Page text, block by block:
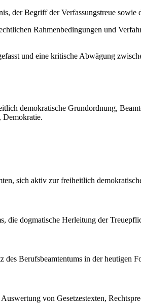
der Begriff der Verfassungstreue
Rahmenbedingungen und
und eine kritische Abwägung
demokratische Grundordnung,
Demokratie.
sich aktiv zur freiheitlich
die dogmatische Herleitung der
Berufsbeamtentums in der heutigen
von Gesetzestexten,